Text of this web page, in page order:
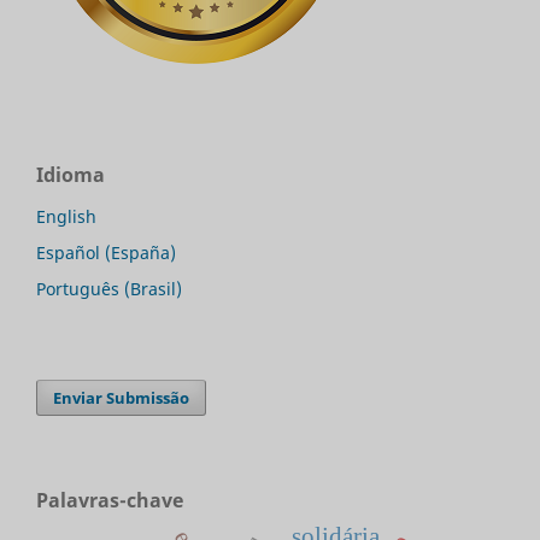
Idioma
English
Español (España)
Português (Brasil)
Enviar Submissão
Palavras-chave